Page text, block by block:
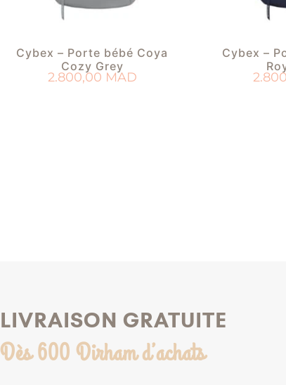
Cybex – Porte bébé Coya
Cozy Grey
2.800,00 MAD
Cybex –
LIVRAISON GRATUITE
Dès 600 Dirham d’achats